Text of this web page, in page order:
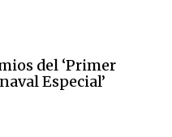
del ‘Primer
Especial’